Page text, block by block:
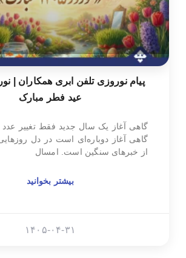
عید فطر مبارک
گاهی آغاز یک سال جدید فقط تغییر عدد
گاهی آغاز دوباره‌ای است در دل
از خبرهای سنگین است. امسال
بیشتر بخوانید
۱۴۰۵-۰۴-۳۱